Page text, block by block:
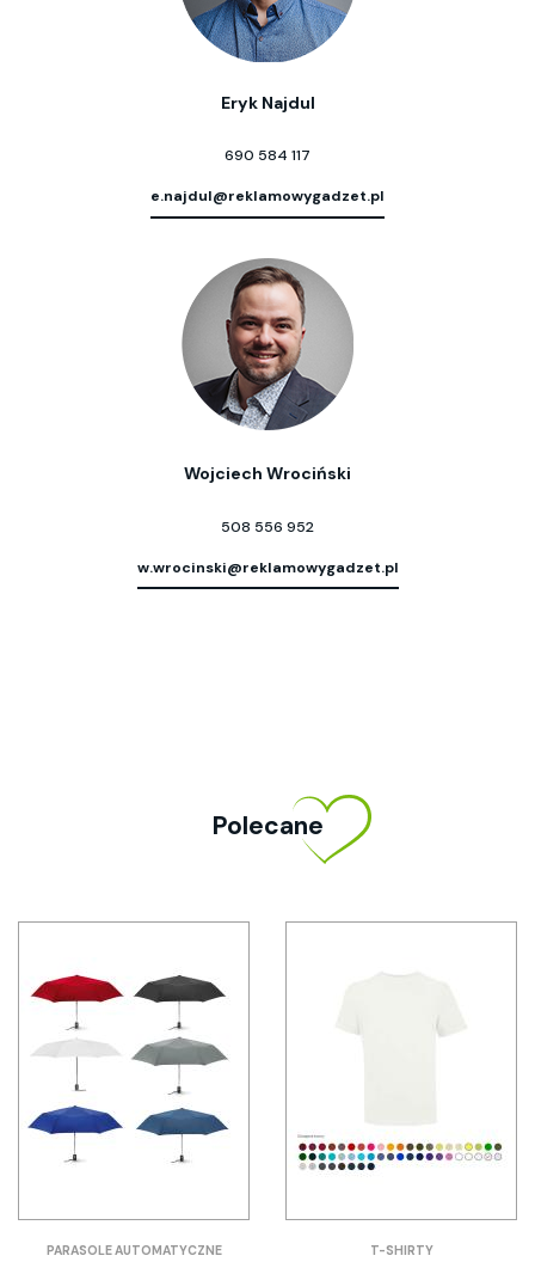
Eryk Najdul
690 584 117
e.najdul@reklamowygadzet.pl
Wojciech Wrociński
508 556 952
w.wrocinski@reklamowygadzet.pl
Polecane
PARASOLE AUTOMATYCZNE T-SHIRTY